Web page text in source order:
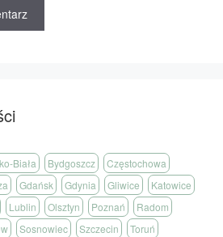
Biała Bydgoszcz
Częstochowa
Gdańsk Gdynia Gliwice
Katowice
Lublin Olsztyn Poznań
Radom
Sosnowiec Szczecin
Toruń